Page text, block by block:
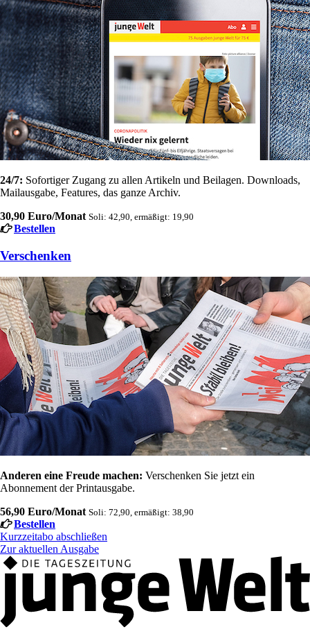
24/7: Sofortiger Zugang zu allen Artikeln und Beilagen. Downloads,
Mailausgabe, Features, das ganze Archiv.
30,90 Euro/Monat Soli: 42,90, ermäßigt: 19,90
Bestellen
Verschenken
Anderen eine Freude machen: Verschenken Sie jetzt ein
Abonnement der Printausgabe.
56,90 Euro/Monat Soli: 72,90, ermäßigt: 38,90
Bestellen
Kurzzeitabo abschließen
Zur aktuellen Ausgabe